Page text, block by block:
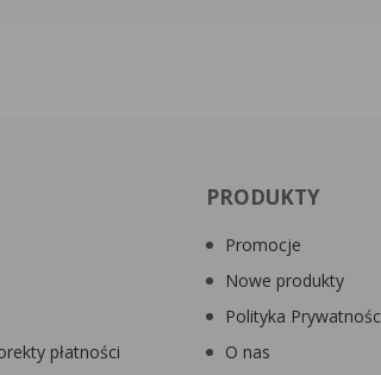
płatności
PRODUKTY
Promocje
Nowe produkty
Polityka
O nas